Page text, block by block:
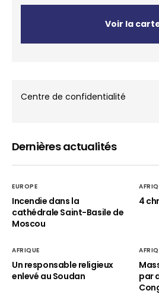
Voir la
Centre de confidentialité
Dernières actualités
EUROPE
Incendie dans la
cathédrale Saint-Basile de
Moscou
4
AFRIQUE
Un responsable religieux
enlevé au Soudan
par